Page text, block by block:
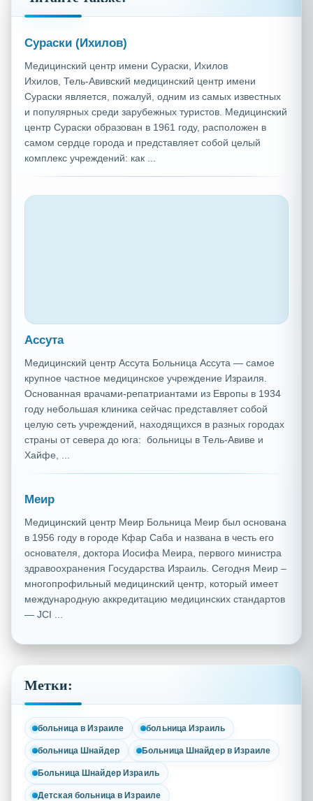
Сураски (Ихилов)
Mедицинский центр имени Сураски, Ихилов
Ихилов, Тель-Авивский медицинский центр имени
Сураски является, пожалуй, одним из самых известных
и популярных среди зарубежных туристов. Медицинский
центр Сураски образован в 1961 году, расположен в
самом сердце города и представляет собой целый
комплекс учреждений: как ...
Ассута
Медицинский центр Ассута Больница Ассута — самое
крупное частное медицинское учреждение Израиля.
Основанная врачами-репатриантами из Европы в 1934
году небольшая клиника сейчас представляет собой
целую сеть учреждений, находящихся в разных городах
страны от севера до юга: больницы в Тель-Авиве и
Хайфе, ...
Меир
Медицинский центр Меир Больница Меир был основана
в 1956 году в городе Кфар Саба и названа в честь его
основателя, доктора Иосифа Меира, первого министра
здравоохранения Государства Израиль. Сегодня Меир –
многопрофильный медицинский центр, который имеет
международную аккредитацию медицинских стандартов
— JCI ...
Метки:
больница в Израиле больница Израиль
больница Шнайдер Больница Шнайдер в Израиле
Больница Шнайдер Израиль
Детская больница в Израиле